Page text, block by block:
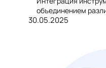
объединением
30.05.2025